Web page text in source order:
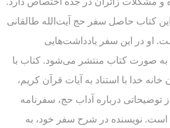
کتاب حاصل سفر حج آیت‌الله طالقانی
سال ۱۳۳۱ است. او در این سفر یادداشت‌هایی
صورت کتاب منتشر می‌شود. کتاب با
خدا با استناد به آیات قرآن کریم،
توضیحاتی درباره آداب حج، سفرنامه
است. نویسنده در شرح سفر خود، به